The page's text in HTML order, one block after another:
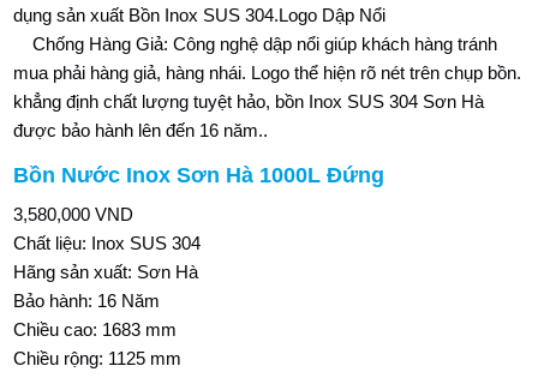
dụng sản xuất Bồn Inox SUS 304.Logo Dập Nổi
Chống Hàng Giả: Công nghệ dập nổi giúp khách hàng tránh
mua phải hàng giả, hàng nhái. Logo thể hiện rõ nét trên chụp bồn.
khẳng định chất lượng tuyệt hảo, bồn Inox SUS 304 Sơn Hà
được bảo hành lên đến 16 năm..
Bồn Nước Inox Sơn Hà 1000L Đứng
3,580,000 VND
Chất liệu: Inox SUS 304
Hãng sản xuất: Sơn Hà
Bảo hành: 16 Năm
Chiều cao: 1683 mm
Chiều rộng: 1125 mm